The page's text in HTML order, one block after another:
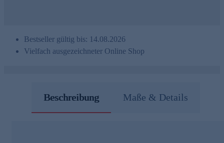
Bestseller gültig bis: 14.08.2026
Vielfach ausgezeichneter Online Shop
Beschreibung Maße & Details